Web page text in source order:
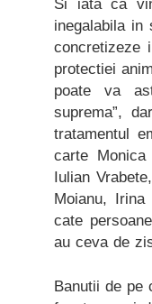
Si iata ca
inegalabila
concretizeze
protectiei
poate va
suprema”,
tratamentul
carte Monica
Iulian
Moianu, Irina
cate
au ceva de
Banutii de